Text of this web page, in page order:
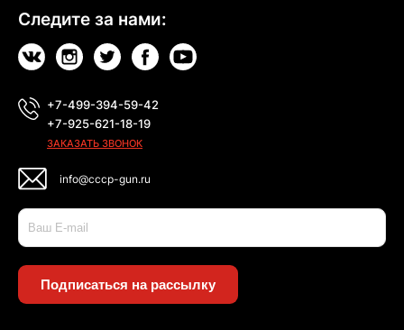
Следите за нами:
+7-499-394-59-42
+7-925-621-18-19
ЗАКАЗАТЬ ЗВОНОК
info@cccp-gun.ru
Подписаться на рассылку